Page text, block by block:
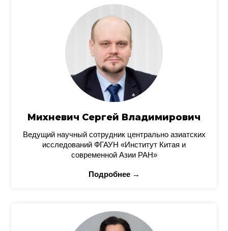
Михневич Сергей Владимирович
Ведущий научный сотрудник центрально азиатских
исследований ФГАУН «Институт Китая и
современной Азии РАН»
Подробнее →